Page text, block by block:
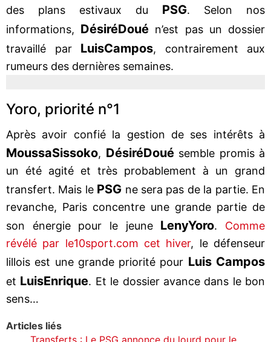
des plans estivaux du PSG. Selon nos
informations, DésiréDoué n’est pas un dossier
travaillé par LuisCampos, contrairement aux
rumeurs des dernières semaines.
Yoro, priorité n°1
Après avoir confié la gestion de ses intérêts à
MoussaSissoko, DésiréDouésemble promis à
un été agité et très probablement à un grand
transfert. Mais le PSG ne sera pas de la partie. En
revanche, Paris concentre une grande partie de
son énergie pour le jeune LenyYoro. Comme
révélé par le10sport.com cet hiver, le défenseur
lillois est une grande priorité pour Luis Campos
et LuisEnrique. Et le dossier avance dans le bon
sens…
Articles liés
Transferts : Le PSG annonce du lourd pour le